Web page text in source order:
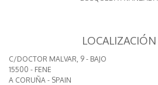
LOCALIZACIÓN
C/DOCTOR MALVAR, 9 - BAJO
15500 - FENE
A CORUÑA - SPAIN